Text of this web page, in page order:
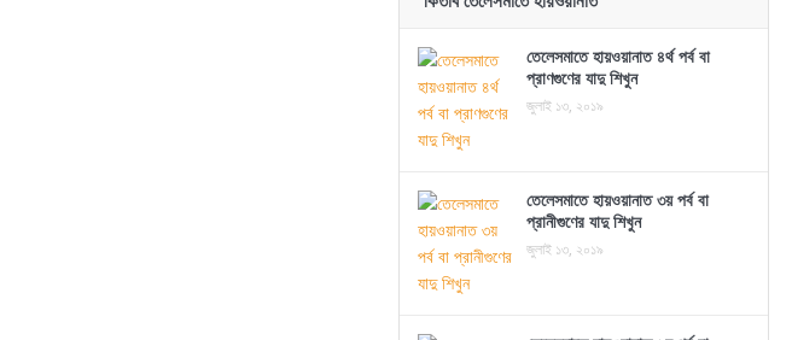
তেলেসমাতে হায়ওয়ানাত ৪র্থ পর্ব বা
প্রাণগুণের যাদু শিখুন
জুলাই ১৩, ২০১৯
তেলেসমাতে হায়ওয়ানাত ৩য় পর্ব বা
প্রানীগুণের যাদু শিখুন
জুলাই ১৩, ২০১৯